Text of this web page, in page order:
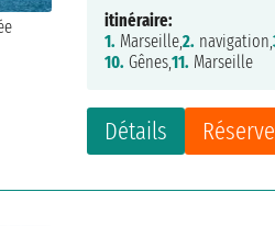
Détails
itinéraire:
1. Marseille,2. navigation,
10. Gênes,11. Marseille